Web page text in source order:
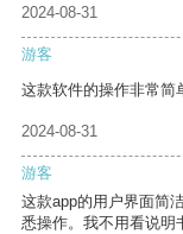
2024-08-31
游客
这款软件的操作非常简
2024-08-31
游客
这款app的用户界面简
悉操作。我不用看说明